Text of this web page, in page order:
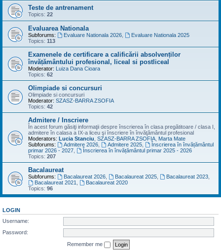
Teste de antrenament
Topics: 22
Evaluarea Nationala
Subforums: Evaluare Nationala 2026,
Evaluare Nationala 2025
Topics: 113
Examenele de certificare a calificării absolvenților
învățământului profesional, liceal si postliceal
Moderator: Luiza Dana Cioara
Topics: 62
Olimpiade si concursuri
Olimpiade si concursuri
Moderator: SZASZ-BARRA ZSOFIA
Topics: 42
Admitere / Inscriere
În acest forum găsiţi informaţii despre înscrierea în clasa pregătitoare / clasa I,
admitere în calasa a IX-a liceu şi înscriere în învăţământul profesional
Moderators: Lucia Stanciu SZASZ-BARRA ZSOFIA Marta Mate
Subforums:
Admitere 2026, Admitere 2025,
Înscrierea în învățământul
primar 2026 - 2027
Înscrierea în învățământul primar 2025 - 2026
Topics: 207
Bacalaureat
Subforums: Bacalaureat 2026, Bacalaureat 2025, Bacalaureat 2023,
Bacalaureat 2021
Bacalaureat 2020
Topics: 96
LOGIN
Username:
Password:
Remember me